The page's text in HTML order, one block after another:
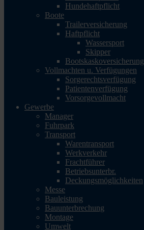
Hundehaftpflicht
Boote
Trailerversicherung
Haftpflicht
Wassersport
Skipper
Bootskaskoversicherung
Vollmachten u. Verfügungen
Sorgerechtsverfügung
Patientenverfügung
Vorsorgevollmacht
Gewerbe
Manager
Fuhrpark
Transport
Warentransport
Werkverkehr
Frachtführer
Betriebsunterbr.
Deckungsmöglichkeiten
Messe
Bauleistung
Bauunterbrechung
Montage
Umwelt